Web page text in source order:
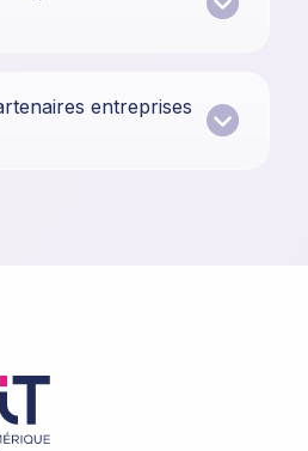
entreprises